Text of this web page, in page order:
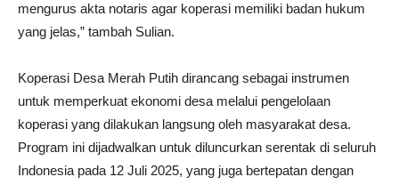
mengurus akta notaris agar koperasi memiliki badan hukum
yang jelas,” tambah Sulian.
Koperasi Desa Merah Putih dirancang sebagai instrumen
untuk memperkuat ekonomi desa melalui pengelolaan
koperasi yang dilakukan langsung oleh masyarakat desa.
Program ini dijadwalkan untuk diluncurkan serentak di seluruh
Indonesia pada 12 Juli 2025, yang juga bertepatan dengan